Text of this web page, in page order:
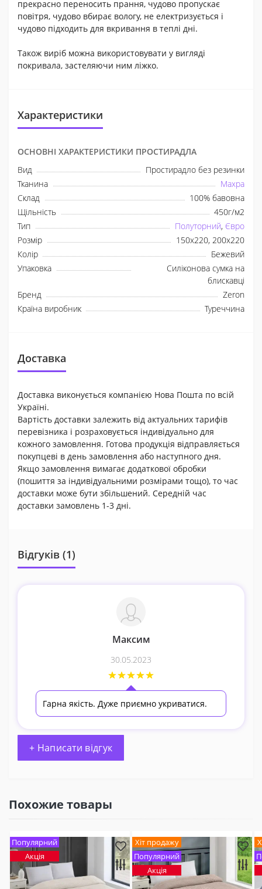
прекрасно переносить прання, чудово пропускає
повітря, чудово вбирає вологу, не електризується і
чудово підходить для вкривання в теплі дні.
Також виріб можна використовувати у вигляді
покривала, застеляючи ним ліжко.
Характеристики
ОСНОВНІ ХАРАКТЕРИСТИКИ ПРОСТИРАДЛА
Вид
Простирадло без резинки
Тканина
Махра
Склад
100% бавовна
Щільність
450г/м2
Тип
Полуторний, Євро
Розмір
150х220, 200х220
Колір
Бежевий
Упаковка
Силіконова сумка на
блискавці
Бренд
Zeron
Країна виробник
Туреччина
Доставка
Доставка виконується компанією Нова Пошта по всій
Україні.
Вартість доставки залежить від актуальних тарифів
перевізника і розраховується індивідуально для
кожного замовлення. Готова продукція відправляється
покупцеві в день замовлення або наступного дня.
Якщо замовлення вимагає додаткової обробки
(пошиття за індивідуальними розмірами тощо), то час
доставки може бути збільшений. Середній час
доставки замовлень 1-3 дні.
Відгуків (1)
Максим
30.05.2023
Гарна якість. Дуже приємно укриватися.
+ Написати відгук
Похожие товары
Популярний
Акція
Хіт продажу
Популярний
Акція